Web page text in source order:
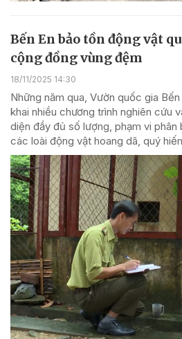
Bến En bảo tồn động vật
cộng đồng vùng đệm
18/11/2025 14:30
Những năm qua, Vườn quốc gia
khai nhiều chương trình nghiên cứu
diện đầy đủ số lượng, phạm vi
các loài động vật hoang dã, quý